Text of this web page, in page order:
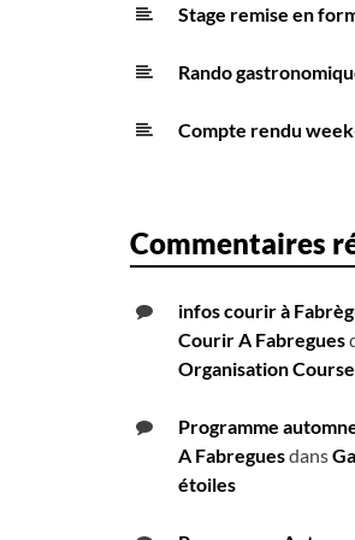
Stage remise en
Rando
Compte rendu
Commentaires
infos courir à
Courir A Fabregues
Organisation
Programme
A Fabreguesdans
étoiles